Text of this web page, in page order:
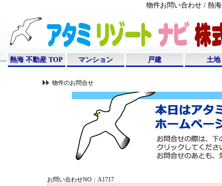
物件お問い合わせ / 熱
熱海 不動産 TOP マンション 戸建 土地
物件のお問合せ
お問い合わせNO：A1717